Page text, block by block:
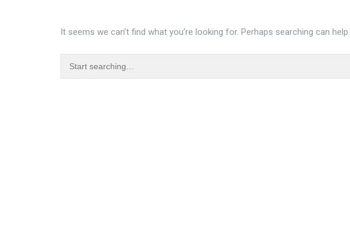
It seems we can’t find what you’re looking for. Perhaps searching can help.